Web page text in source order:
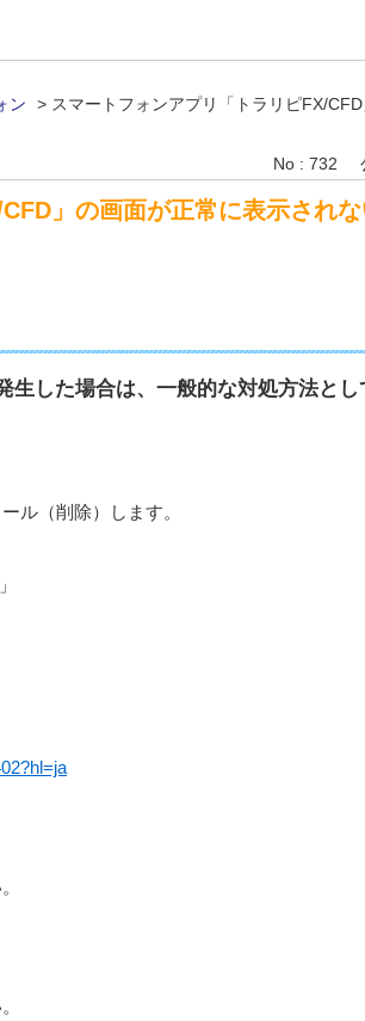
ン > スマートフォンアプリ「トラリピFX/
No : 732
」の画面が正常に表示され
生した場合は、一般的な対処方法と
ル（削除）します。